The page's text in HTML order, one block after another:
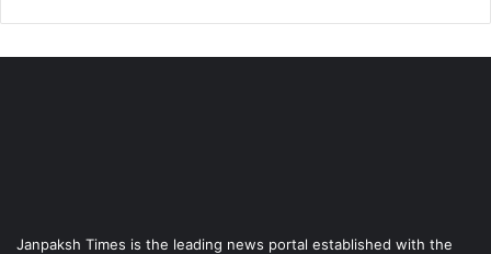
Janpaksh Times is the leading news portal established with the